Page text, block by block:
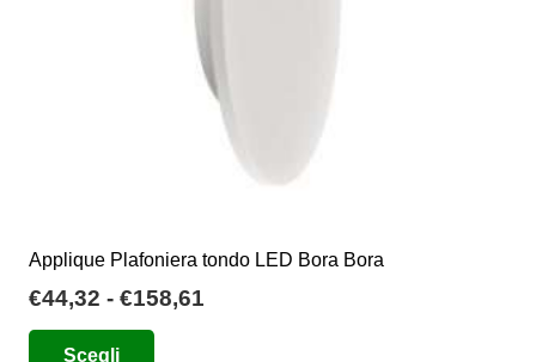
Applique Plafoniera tondo LED Bora Bora
€44,32 - €158,61
Scegli